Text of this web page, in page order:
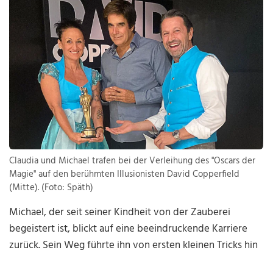
Claudia und Michael trafen bei der Verleihung des "Oscars der
Magie" auf den berühmten Illusionisten David Copperfield
(Mitte). (Foto: Späth)
Michael, der seit seiner Kindheit von der Zauberei
begeistert ist, blickt auf eine beeindruckende Karriere
zurück. Sein Weg führte ihn von ersten kleinen Tricks hin